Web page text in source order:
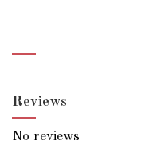
Reviews
No reviews